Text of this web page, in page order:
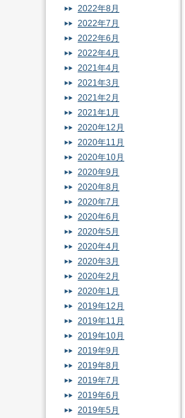
2022年8月
2022年7月
2022年6月
2022年4月
2021年4月
2021年3月
2021年2月
2021年1月
2020年12月
2020年11月
2020年10月
2020年9月
2020年8月
2020年7月
2020年6月
2020年5月
2020年4月
2020年3月
2020年2月
2020年1月
2019年12月
2019年11月
2019年10月
2019年9月
2019年8月
2019年7月
2019年6月
2019年5月